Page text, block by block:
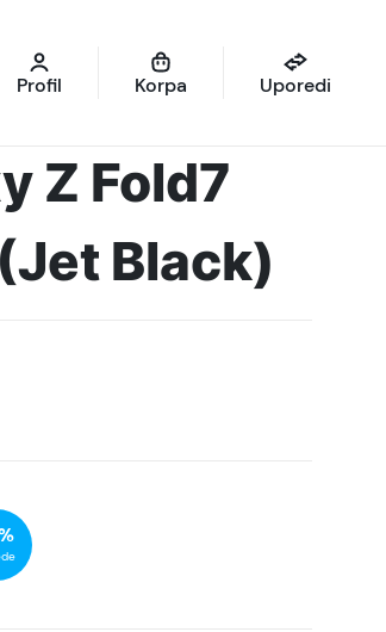
Profil Korpa Uporedi
Z Fold7
Black)